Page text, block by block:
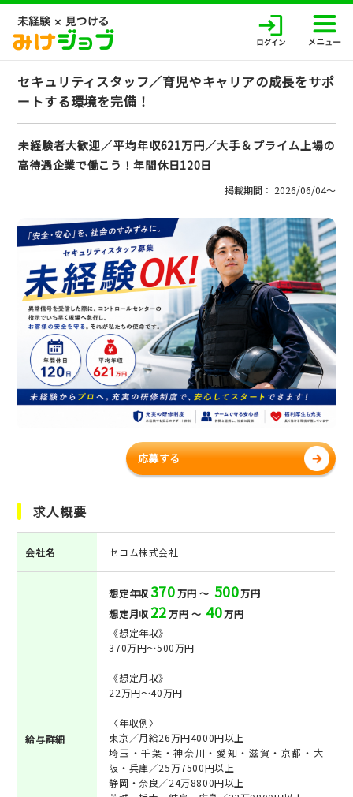
セキュリティスタッフ／育児やキャリアの成長をサポ
ートする環境を完備！
未経験者大歓迎／平均年収621万円／大手＆プライム上場の
高待遇企業で働こう！年間休日120日
掲載期間： 2026/06/04〜
応募する
求人概要
会社名 セコム株式会社
給与詳細
想定年収370万円 ～ 500万円
想定月収 22万円 ～ 40万円
《想定年収》
370万円～500万円
《想定月収》
22万円～40万円
〈年収例〉
東京／月給26万円4000円以上
埼玉・千葉・神奈川・愛知・滋賀・京都・大
阪・兵庫／25万7500円以上
静岡・奈良／24万8800円以上